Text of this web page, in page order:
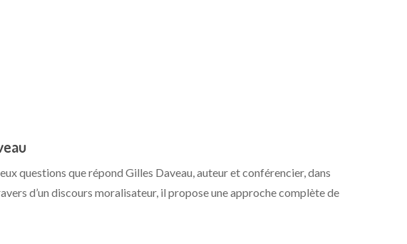
questions que répond Gilles Daveau, auteur et conférencier, dans
d’un discours moralisateur, il propose une approche complète de